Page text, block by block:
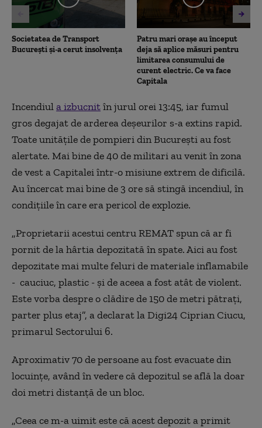
Societatea de Transport
București și-a cerut insolvența
Patru mari orașe au început
deja să aplice măsuri pentru
limitarea consumului de
curent electric. Ce va face
Capitala
Incendiula izbucnitîn jurul orei 13:45, iar fumul
gros degajat de arderea deșeurilor s-a extins rapid.
Toate unitățile de pompieri din București au fost
alertate. Mai bine de 40 de militari au venit în zona
de vest a Capitalei într-o misiune extrem de dificilă.
Au încercat mai bine de 3 ore să stingă incendiul, în
condițiile în care era pericol de explozie.
„Proprietarii acestui centru REMAT spun că ar fi
pornit de la hârtia depozitată în spate. Aici au fost
depozitate mai multe feluri de materiale inflamabile
- cauciuc, plastic - și de aceea a fost atât de violent.
Este vorba despre o clădire de 150 de metri pătrați,
parter plus etaj”, a declarat la Digi24 Ciprian Ciucu,
primarul Sectorului 6.
Aproximativ 70 de persoane au fost evacuate din
locuințe, având în vedere că depozitul se află la doar
doi metri distanță de un bloc.
„Ceea ce m-a uimit este că acest depozit a primit